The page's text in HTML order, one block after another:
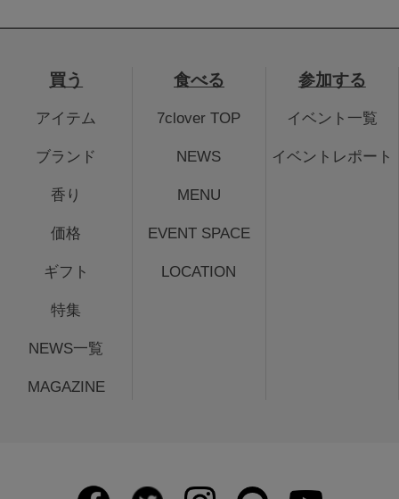
買う
アイテム
ブランド
香り
価格
ギフト
特集
NEWS一覧
MAGAZINE
食べる
7clover TOP
NEWS
MENU
EVENT SPACE
LOCATION
参加する
イベント一覧
イベントレポート